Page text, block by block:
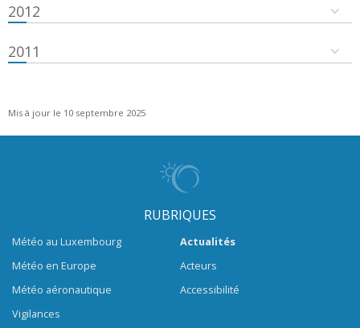
2012
2011
Mis à jour le 10 septembre 2025
RUBRIQUES
Météo au Luxembourg
Météo en Europe
Météo aéronautique
Vigilances
Actualités
Acteurs
Accessibilité